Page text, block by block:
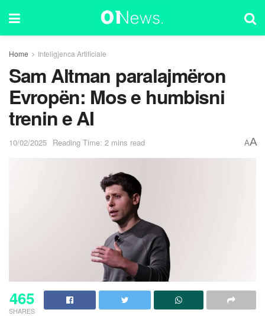
Home Inteligjenca Artificiale
Sam Altman paralajmëron
Evropën: Mos e humbisni
trenin e AI
10/02/2025 Reading Time: 2 mins read AA
465
SHARES